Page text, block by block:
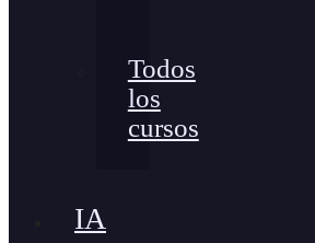
Todos
los
cursos
IA